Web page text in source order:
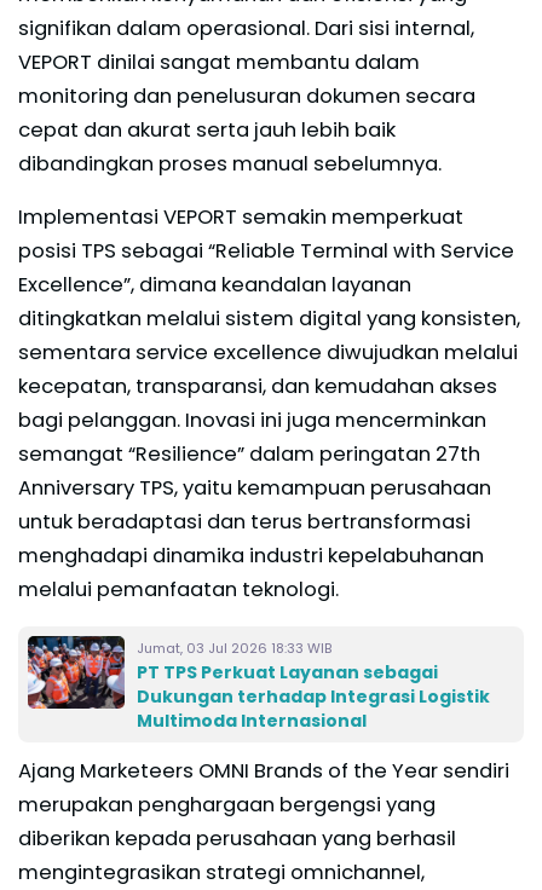
signifikan dalam operasional. Dari sisi internal,
VEPORT dinilai sangat membantu dalam
monitoring dan penelusuran dokumen secara
cepat dan akurat serta jauh lebih baik
dibandingkan proses manual sebelumnya.
Implementasi VEPORT semakin memperkuat
posisi TPS sebagai “Reliable Terminal with Service
Excellence”, dimana keandalan layanan
ditingkatkan melalui sistem digital yang konsisten,
sementara service excellence diwujudkan melalui
kecepatan, transparansi, dan kemudahan akses
bagi pelanggan. Inovasi ini juga mencerminkan
semangat “Resilience” dalam peringatan 27th
Anniversary TPS, yaitu kemampuan perusahaan
untuk beradaptasi dan terus bertransformasi
menghadapi dinamika industri kepelabuhanan
melalui pemanfaatan teknologi.
Jumat, 03 Jul 2026 18:33 WIB
PT TPS Perkuat Layanan sebagai
Dukungan terhadap Integrasi Logistik
Multimoda Internasional
Ajang Marketeers OMNI Brands of the Year sendiri
merupakan penghargaan bergengsi yang
diberikan kepada perusahaan yang berhasil
mengintegrasikan strategi omnichannel,